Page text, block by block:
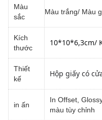
Màu
sắc
Màu trắng/ Màu
Kích
thước
10*10*6,3cm/
Thiết
kế
Hộp giấy có
in ấn
In Offset,
màu tùy chỉnh